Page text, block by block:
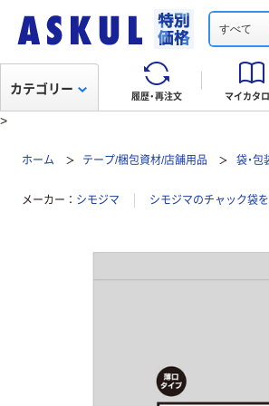
すべて
履歴・再注文 マイカタ
カテゴリー
>
ホーム テープ/梱包資材/店舗用品 袋・包
メーカー シモジマ シモジマのチャック袋